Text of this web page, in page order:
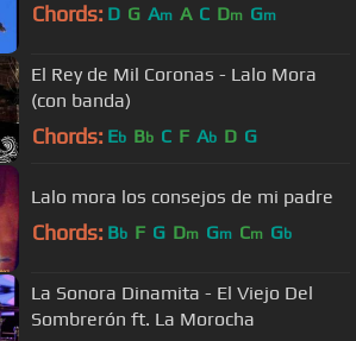
Chords: D G Am A C Dm Gm
El Rey de Mil Coronas - Lalo Mora
(con banda)
Chords: Eb Bb C F Ab D G
Lalo mora los consejos de mi padre
Chords: Bb F G Dm Gm Cm Gb
La Sonora Dinamita - El Viejo Del
Sombrerón ft. La Morocha